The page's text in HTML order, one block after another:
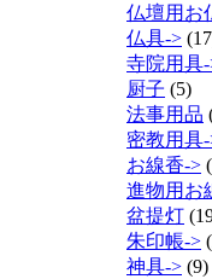
仏壇用お
仏具->
寺院用具
厨子 (5)
法事用品
密教用具
お線香->
進物用お
盆提灯
朱印帳->
神具-> (9)